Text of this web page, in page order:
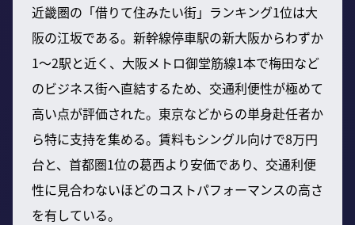
近畿圏の「借りて住みたい街」ランキング1位は大
阪の江坂である。新幹線停車駅の新大阪からわずか
1～2駅と近く、大阪メトロ御堂筋線1本で梅田など
のビジネス街へ直結するため、交通利便性が極めて
高い点が評価された。東京などからの単身赴任者か
ら特に支持を集める。賃料もシングル向けで8万円
台と、首都圏1位の葛西より安価であり、交通利便
性に見合わないほどのコストパフォーマンスの高さ
を有している。